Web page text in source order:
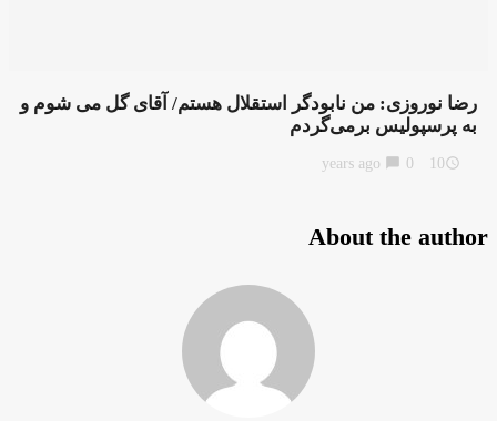
رضا نوروزی: من نابودگر استقلال هستم/ آقای گل می شوم و
به پرسپولیس برمی‌گردم
access_time
10 years ago
chat_bubble
About the author